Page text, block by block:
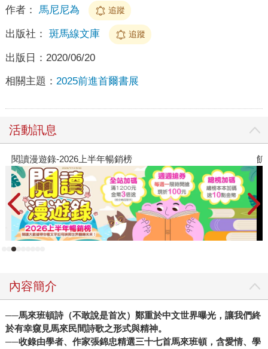
作者： 馬尼尼為 追蹤
出版社： 斑馬線文庫 追蹤
出版日： 2020/06/20
相關主題： 2025前進首爾書展
活動訊息
閱讀漫遊錄-2026上半年暢銷榜 飢
內容簡介
──馬來班頓詩（不敢說是首次）鄭重於中文世界曝光，讓我們終
於有幸窺見馬來民間詩歌之形式與精神。
──收錄由學者、作家張錦忠精選三十七首馬來班頓，含愛情、學